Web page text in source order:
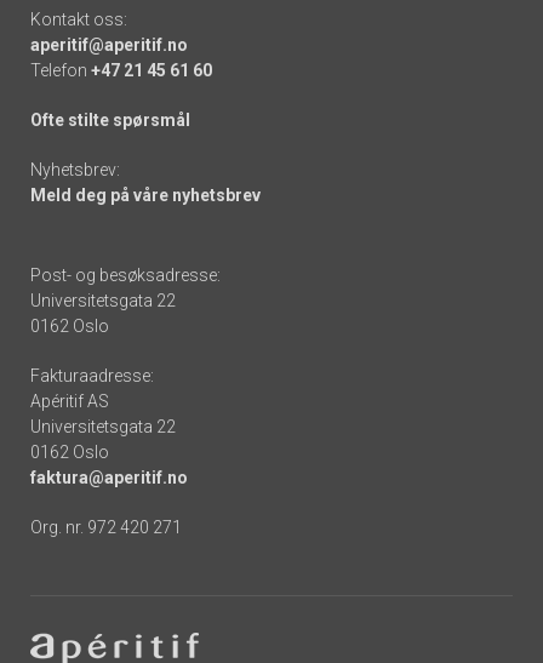
Kontakt oss:
aperitif@aperitif.no
Telefon +47 21 45 61 60
Ofte stilte spørsmål
Nyhetsbrev:
Meld deg på våre nyhetsbrev
Post- og besøksadresse:
Universitetsgata 22
0162 Oslo
Fakturaadresse:
Apéritif AS
Universitetsgata 22
0162 Oslo
faktura@aperitif.no
Org. nr. 972 420 271